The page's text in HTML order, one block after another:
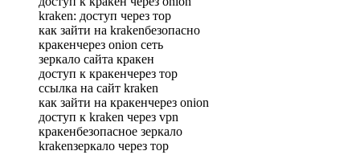
kraken: доступ через тор
как зайти на krakenбезопасно
кракенчерез onion сеть
зеркало сайта кракен
доступ к кракенчерез тор
ссылка на сайт kraken
как зайти на кракенчерез onion
доступ к kraken через vpn
кракенбезопасное зеркало
krakenзеркало через тор